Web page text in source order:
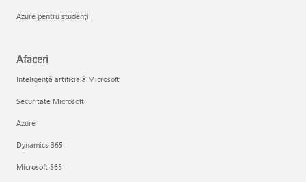
Azure pentru studenți
Afaceri
Inteligență artificială Microsoft
Securitate Microsoft
Azure
Dynamics 365
Microsoft 365